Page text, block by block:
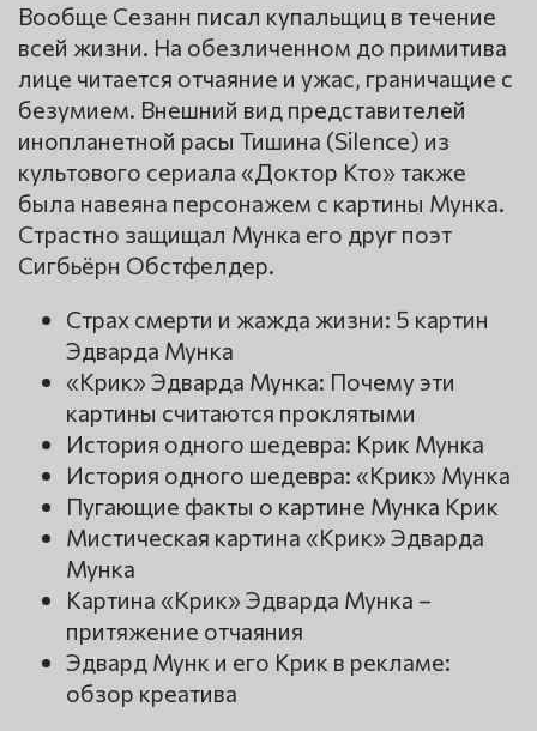
Вообще Сезанн писал купальщиц в течение
всей жизни. На обезличенном до примитива
лице читается отчаяние и ужас, граничащие с
безумием. Внешний вид представителей
инопланетной расы Тишина (Silence) из
культового сериала «Доктор Кто» также
была навеяна персонажем с картины Мунка.
Страстно защищал Мунка его друг поэт
Сигбьёрн Обстфелдер.
Страх смерти и жажда жизни: 5 картин
Эдварда Мунка
«Крик» Эдварда Мунка: Почему эти
картины считаются проклятыми
История одного шедевра: Крик Мунка
История одного шедевра: «Крик» Мунка
Пугающие факты о картине Мунка Крик
Мистическая картина «Крик» Эдварда
Мунка
Картина «Крик» Эдварда Мунка –
притяжение отчаяния
Эдвард Мунк и его Крик в рекламе:
обзор креатива